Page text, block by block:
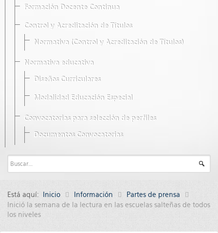
Formación Docente Continua
Control y Acreditación de Títulos
Normativa (Control y Acreditación de Títulos)
Normativa educativa
Diseños Curriculares
Modalidad Educación Especial
Convocatorias para selección de perfiles
Documentos Convocatorias
Está aquí: Inicio Información
Partes de prensa
Inició la semana de la lectura en las escuelas salteñas de todos
los niveles